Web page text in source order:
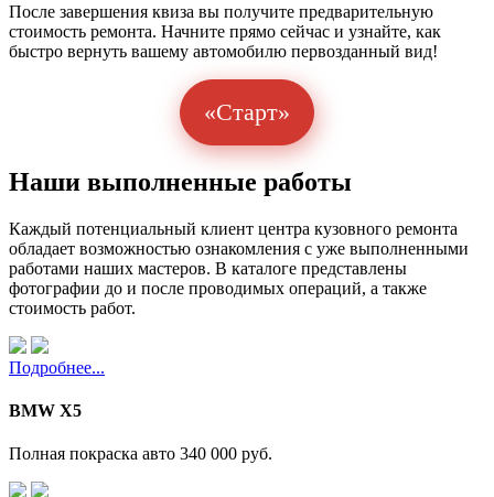
После завершения квиза вы получите предварительную
стоимость ремонта. Начните прямо сейчас и узнайте, как
быстро вернуть вашему автомобилю первозданный вид!
«Старт»
Наши выполненные работы
Каждый потенциальный клиент центра кузовного ремонта
обладает возможностью ознакомления с уже выполненными
работами наших мастеров. В каталоге представлены
фотографии до и после проводимых операций, а также
стоимость работ.
Подробнее...
BMW X5
Полная покраска авто 340 000 руб.